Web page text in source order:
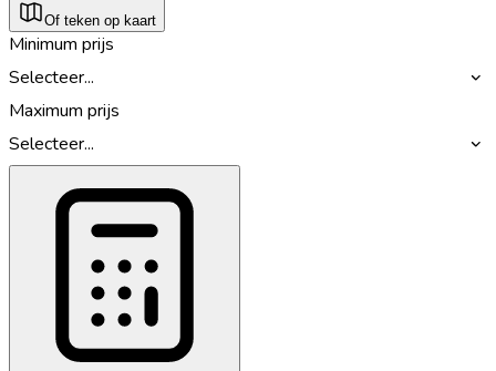
Of teken op kaart
Minimum prijs
Selecteer...
Maximum prijs
Selecteer...